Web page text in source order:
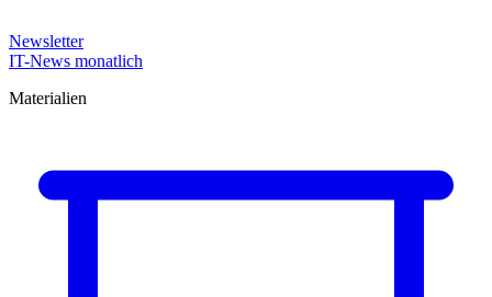
Newsletter
IT-News monatlich
Materialien